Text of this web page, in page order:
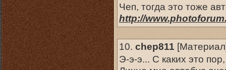
Чеп, тогда это тоже
http://
10. chep811 [Материал
Э-э-э... С каких это